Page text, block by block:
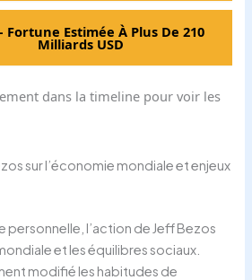
Fortune Estimée À Plus De 210
Milliards USD
dans la timeline pour voir les
sur l’économie mondiale et enjeux
personnelle, l’action de Jeff Bezos
et les équilibres sociaux.
modifié les habitudes de